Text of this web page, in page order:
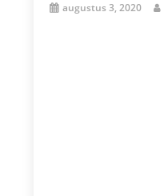
augustus 3, 2020